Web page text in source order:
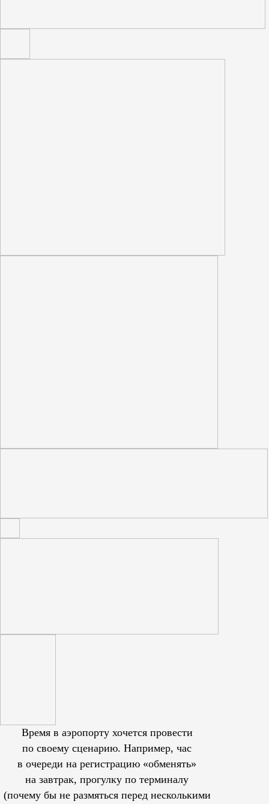
Время в аэропорту хочется провести
по своему сценарию. Например, час
в очереди на регистрацию «обменять»
на завтрак, прогулку по терминалу
(почему бы не размяться перед несколькими